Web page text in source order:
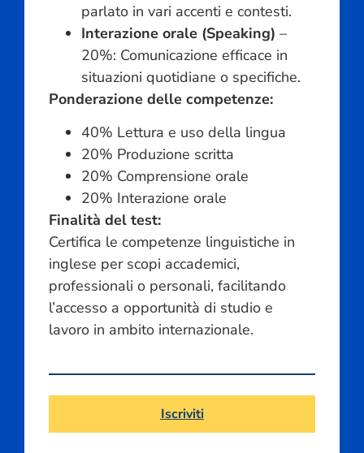
parlato in vari accenti e contesti.
Interazione orale (Speaking) –
20%: Comunicazione efficace in
situazioni quotidiane o specifiche.
Ponderazione delle competenze:
40% Lettura e uso della lingua
20% Produzione scritta
20% Comprensione orale
20% Interazione orale
Finalità del test:
Certifica le competenze linguistiche in
inglese per scopi accademici,
professionali o personali, facilitando
l’accesso a opportunità di studio e
lavoro in ambito internazionale.
Iscriviti